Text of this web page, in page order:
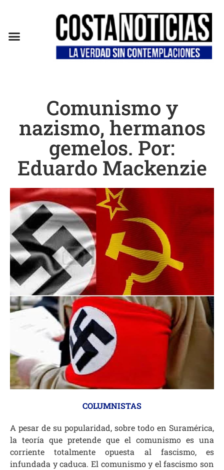
Comunismo y
nazismo, hermanos
gemelos. Por:
Eduardo Mackenzie
COLUMNISTAS
A pesar de su popularidad, sobre todo en Suramérica,
la teoría que pretende que el comunismo es una
corriente totalmente opuesta al fascismo, es
infundada y caduca. El comunismo y el fascismo son